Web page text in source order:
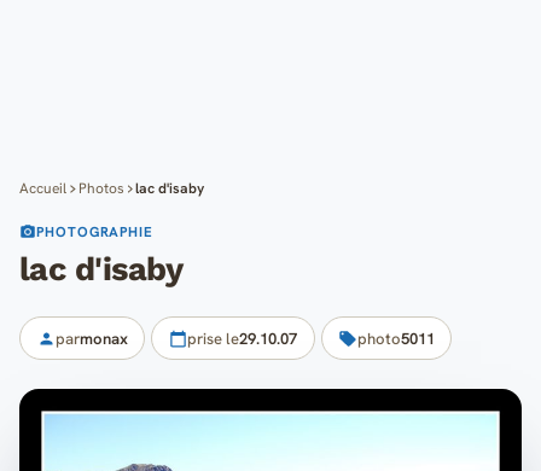
Accueil Photos lac d'isaby
PHOTOGRAPHIE
lac d'isaby
parmonax prise le29.10.07 photo5011